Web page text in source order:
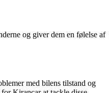
og giver dem en følelse af
med bilens tilstand og